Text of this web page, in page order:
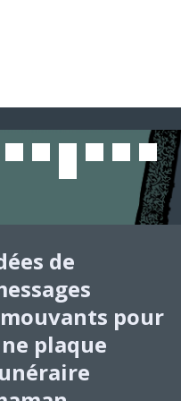
de
pour
plaque
la
en
: outils et
une
qui ne
pas
pour
un
en
sa
de
web
pour
et
: explorer les
de
un
un logo
pour
métier :
et